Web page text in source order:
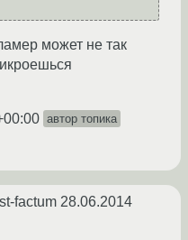
может не так
автор топика
factum 28.06.2014